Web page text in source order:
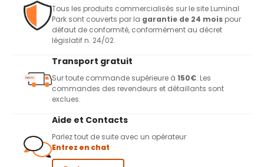
Tous les produits commercialisés sur le site Luminal
Park sont couverts par la garantie de 24 mois pour
défaut de conformité, conformément au décret
législatif n. 24/02.
Transport gratuit
Sur toute commande supérieure à 150€. Les
commandes des revendeurs et détaillants sont
exclues.
Aide et Contacts
Parlez tout de suite avec un opérateur
Entrez en chat